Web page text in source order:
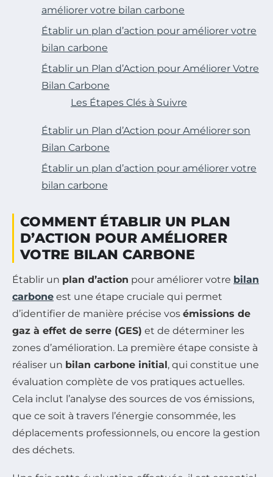
améliorer votre bilan carbone
Établir un plan d’action pour améliorer votre
bilan carbone
Établir un Plan d’Action pour Améliorer Votre
Bilan Carbone
Les Étapes Clés à Suivre
Établir un Plan d’Action pour Améliorer son
Bilan Carbone
Établir un plan d’action pour améliorer votre
bilan carbone
COMMENT ÉTABLIR UN PLAN
D’ACTION POUR AMÉLIORER
VOTRE BILAN CARBONE
Établir un plan d’action pour améliorer votre bilan
carbone est une étape cruciale qui permet
d’identifier de manière précise vos émissions de
gaz à effet de serre (GES) et de déterminer les
zones d’amélioration. La première étape consiste à
réaliser un bilan carbone initial , qui constitue une
évaluation complète de vos pratiques actuelles.
Cela inclut l’analyse des sources de vos émissions,
que ce soit à travers l’énergie consommée, les
déplacements professionnels, ou encore la gestion
des déchets.